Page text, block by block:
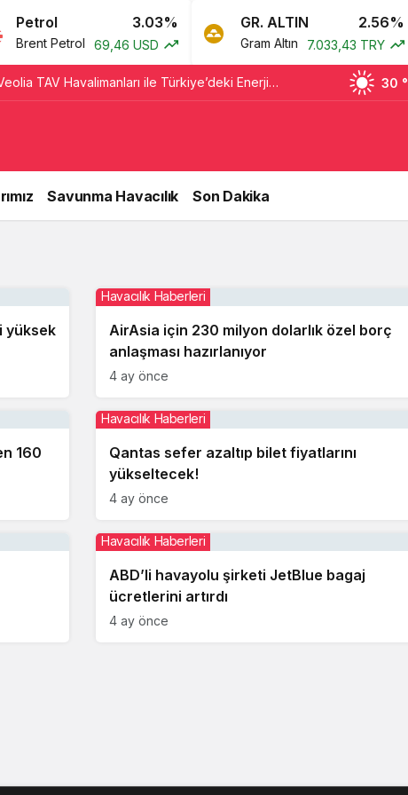
Petrol 3.03%
Brent Petrol 69,46 USD
GR. ALTIN 2.56%
Gram Altın 7.033,43 TRY
TAV Havalimanları ile Türkiye’deki Enerji 30 °
Savunma Havacılık Son Dakika
yüksek
AirAsia için 230 milyon dolarlık özel borç
anlaşması hazırlanıyor
Havacılık Haberleri
4 ay önce
160
Qantas sefer azaltıp bilet fiyatlarını
yükseltecek!
Havacılık Haberleri
4 ay önce
ABD’li havayolu şirketi JetBlue bagaj
ücretlerini artırdı
Havacılık Haberleri
4 ay önce